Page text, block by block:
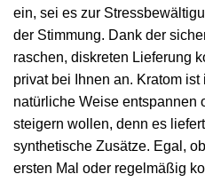
ein, sei es zur
der Stimmung. Dank der
raschen, diskreten Lieferung
privat bei Ihnen an. Kratom
natürliche Weise entspannen
steigern wollen, denn es
synthetische Zusätze. Egal,
ersten Mal oder regelmäßig